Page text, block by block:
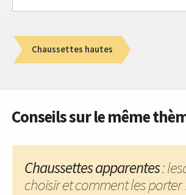
Chaussettes hautes
Conseils sur le même
Chaussettes apparentes:
choisir et comment les porter